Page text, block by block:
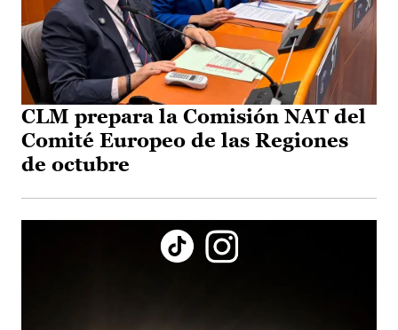
CLM prepara la Comisión NAT del
Comité Europeo de las Regiones
de octubre